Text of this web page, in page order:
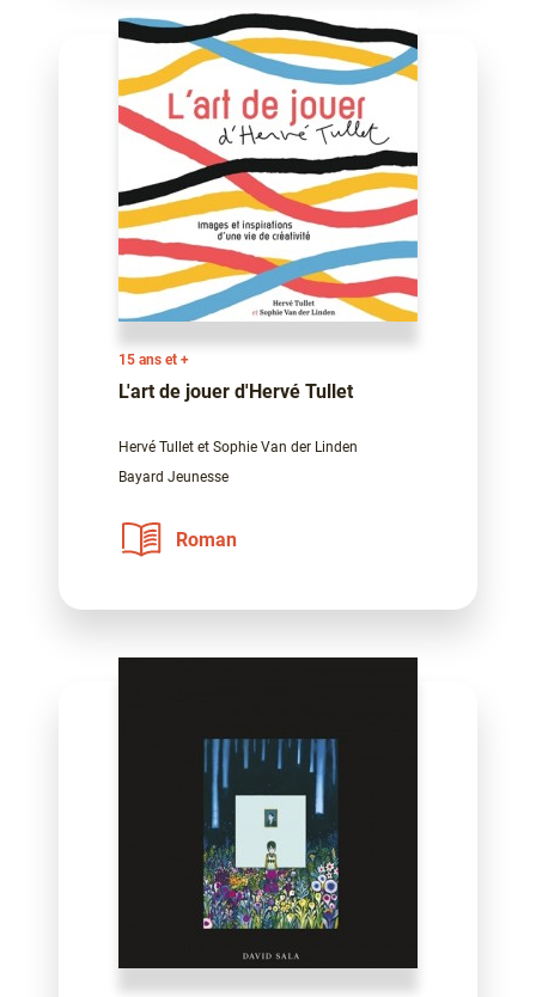
15 ans et +
L'art de jouer d'Hervé Tullet
Hervé Tullet et Sophie Van der Linden
Bayard Jeunesse
Roman